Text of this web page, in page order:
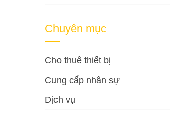
Chuyên mục
Cho thuê thiết bị
Cung cấp nhân sự
Dịch vụ